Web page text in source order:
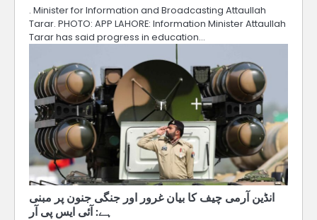
. Minister for Information and Broadcasting Attaullah
Tarar. PHOTO: APP LAHORE: Information Minister Attaullah
Tarar has said progress in education…
انڈین آرمی چیف کا بیان غرور اور جنگی جنون پر مبنی
ہے: آئی ایس پی آر